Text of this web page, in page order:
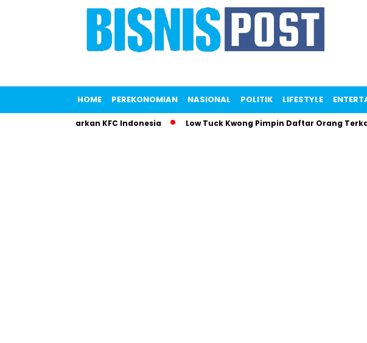
HOME PEREKONOMIAN NASIONAL POLITIK LIFESTYLE
Gemparkan KFC Indonesia Low Tuck Kwong Pimpin Daftar Orang Terkaya